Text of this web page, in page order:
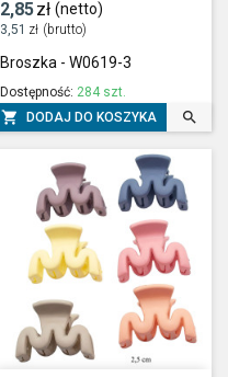
2,85zł (netto)
3,51 zł (brutto)
Broszka - W0619-3
Dostępność: 284 szt.
 DODAJ DO KOSZYKA 